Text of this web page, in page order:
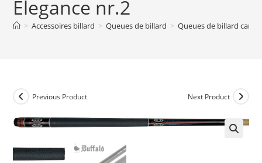
Elegance nr.2
> Accessoires billard > Queues de billard > Queues de billard
Previous Product Next Product